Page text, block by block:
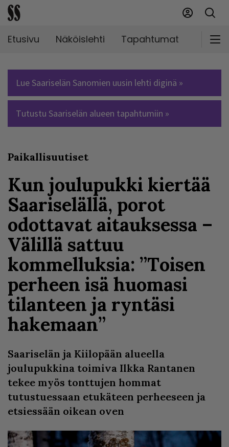
Etusivu Näköislehti Tapahtumat
Lue Saariselän Sanomien uusin lehti diginä »
Tutustu Saariselän alueen tapahtumiin »
Paikallisuutiset
Kun joulupukki kiertää
Saariselällä, porot
odottavat aitauksessa –
Välillä sattuu
kommelluksia: ”Toisen
perheen isä huomasi
tilanteen ja ryntäsi
hakemaan”
Saariselän ja Kiilopään alueella
joulupukkina toimiva Ilkka Rantanen
tekee myös tonttujen hommat
tutustuessaan etukäteen perheeseen ja
etsiessään oikean oven